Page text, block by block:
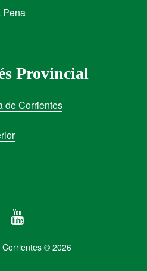
Pena
Provincial
de Corrientes
Corrientes © 2026